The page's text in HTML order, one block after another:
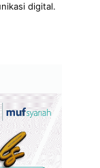
digital.